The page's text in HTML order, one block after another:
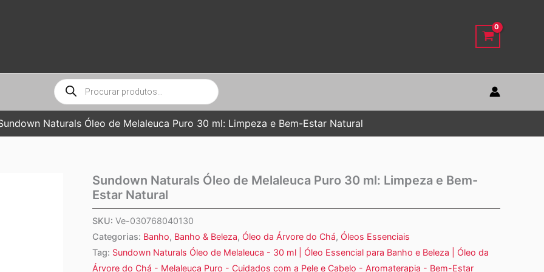
Pesquisar
produtos
Naturals Óleo de Melaleuca Puro 30 ml: Limpeza e Bem-Estar Natural
Sundown Naturals Óleo de Melaleuca Puro 30 ml: Limpeza e Bem-
Estar Natural
SKU: Ve-030768040130
Categorias: Banho, Banho & Beleza, Óleo da Árvore do Chá, Óleos Essenciais
Tag: Sundown Naturals Óleo de Melaleuca - 30 ml | Óleo Essencial para Banho e Beleza | Óleo da
Árvore do Chá - Melaleuca Puro - Cuidados com a Pele e Cabelo - Aromaterapia - Bem-Estar